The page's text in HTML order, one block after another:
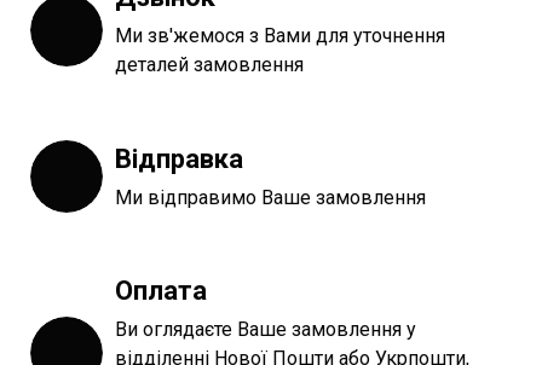
Ми зв'жемося з Вами для уточнення
деталей замовлення
Відправка
Ми відправимо Ваше замовлення
Оплата
Ви оглядаєте Ваше замовлення у
відділенні Нової Пошти або Укрпошти,